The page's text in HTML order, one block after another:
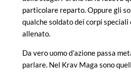
particolare reparto. Oppure gli
qualche soldato dei corpi speciali
allenato.
Da vero uomo d’azione passa
parlare. Nel Krav Maga sono